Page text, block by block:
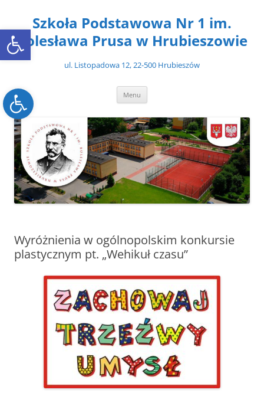
Open toolbar
Open toolbar
treściSzkoła Podstawowa Nr 1 im.
Bolesława Prusa w Hrubieszowie
ul. Listopadowa 12, 22-500 Hrubieszów
Menu
Wyróżnienia w ogólnopolskim konkursie
plastycznym pt. „Wehikuł czasu”